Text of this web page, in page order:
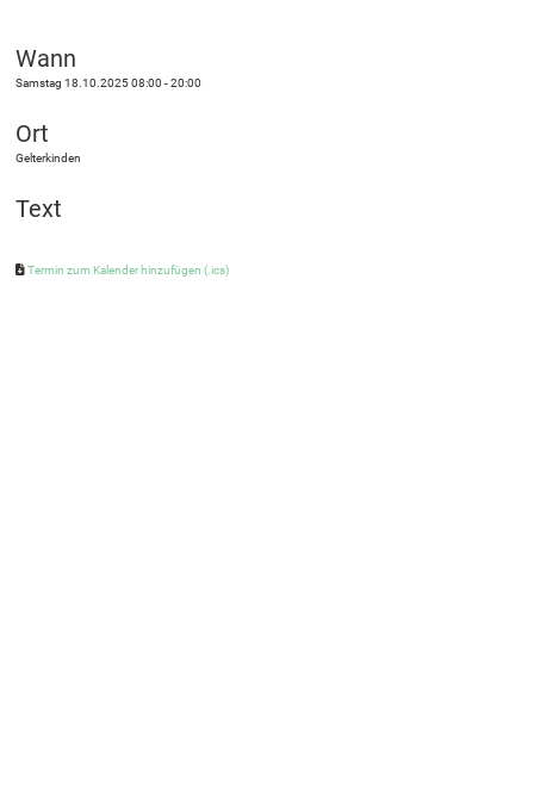
Wann
Samstag 18.10.2025 08:00 - 20:00
Ort
Gelterkinden
Text
Termin zum Kalender hinzufügen (.ics)